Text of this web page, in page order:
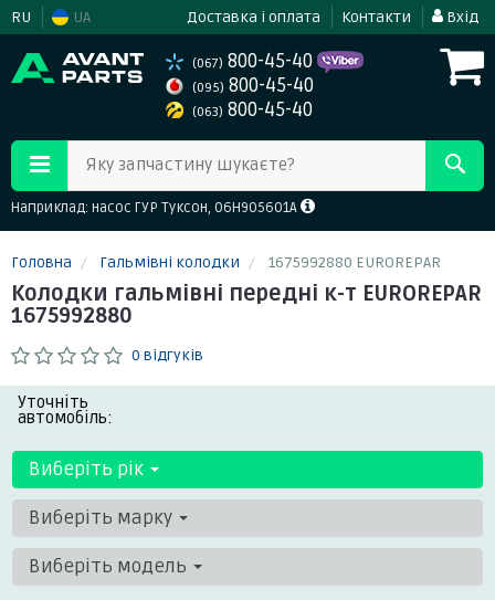
RU UA Доставка і оплата Контакти Вхід
(067) 800-45-40
(095) 800-45-40
(063) 800-45-40
Яку запчастину шукаєте?
Наприклад: насос ГУР Туксон, 06H905601A
Головна Гальмівні колодки 1675992880 EUROREPAR
Колодки гальмівні передні к-т EUROREPAR
1675992880
0 відгуків
Уточніть
автомобіль:
Виберіть рік
Виберіть марку
Виберіть модель